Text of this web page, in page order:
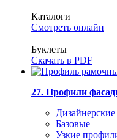
Каталоги
Смотреть онлайн
Буклеты
Скачать в PDF
27. Профили
Дизайнерские
Базовые
Узкие